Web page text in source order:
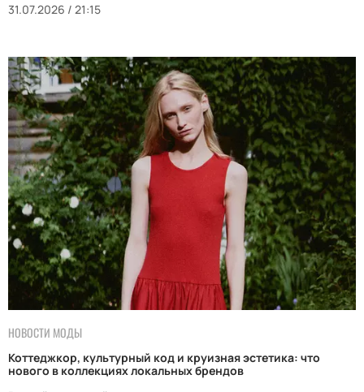
31.07.2026 / 21:15
НОВОСТИ МОДЫ
Коттеджкор, культурный код и круизная эстетика: что
нового в коллекциях локальных брендов